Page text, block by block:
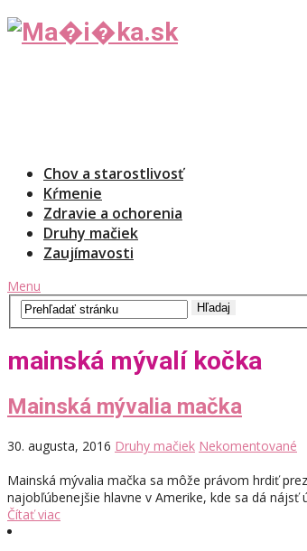
Chov a starostlivosť
Kŕmenie
Zdravie a ochorenia
Druhy mačiek
Zaujímavosti
Menu
mainská mývalí kočka
Mainská mývalia mačka
30. augusta, 2016 Druhy mačiek Nekomentované
Mainská mývalia mačka sa môže právom hrdiť
najobľúbenejšie hlavne v Amerike, kde sa dá nájsť
Čítať viac